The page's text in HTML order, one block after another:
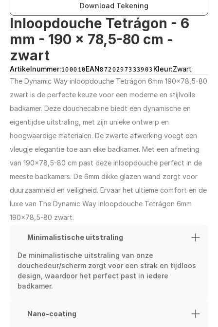
Download Tekening
Inloopdouche Tetrágon - 6
mm - 190 x 78,5-80 cm -
zwart
Artikelnummer:100010EAN8720297333903Kleur:Zwart
The Dynamic Way inloopdouche Tetrágon 6mm 190x78,5-80
zwart is de perfecte keuze voor een moderne en stijlvolle
badkamer. Deze douchecabine biedt een dynamische en
eigentijdse uitstraling, met zijn unieke ontwerp en
hoogwaardige materialen. De zwarte afwerking voegt een
vleugje elegantie toe aan elke badkamer. Met een afmeting
van 190x78,5-80 cm past deze inloopdouche perfect in de
meeste badkamers. De 6mm dikke glazen wand zorgt voor
duurzaamheid en veiligheid. Ervaar het ultieme comfort en de
luxe van The Dynamic Way inloopdouche Tetrágon 6mm
190x78,5-80 zwart.
Minimalistische uitstraling
De minimalistische uitstraling van onze
douchedeur/scherm zorgt voor een strak en tijdloos
design, waardoor het perfect past in iedere
badkamer.
Nano-coating